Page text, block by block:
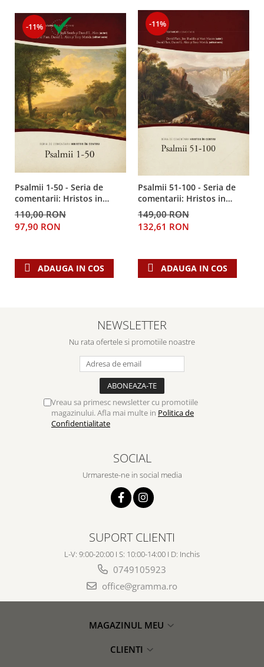
-11%
Psalmii 1-50 - Seria de
comentarii: Hristos in
centru
110,00 RON
97,90 RON
ADAUGA IN COS
-11%
Psalmii 51-100 - Seria de
comentarii: Hristos in
centru
149,00 RON
132,61 RON
ADAUGA IN COS
NEWSLETTER
Nu rata ofertele si promotiile noastre
Vreau sa primesc newsletter cu promotiile
magazinului. Afla mai multe in Politica de
Confidentialitate
SOCIAL
Urmareste-ne in social media
SUPORT CLIENTI
L-V: 9:00-20:00 I S: 10:00-14:00 I D: Inchis
0749105923
office@gramma.ro
MAGAZINUL MEU
CLIENTI